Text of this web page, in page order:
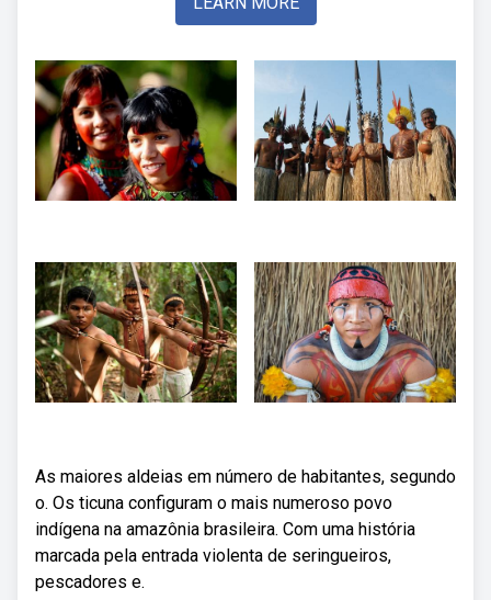
As maiores aldeias em número de habitantes, segundo
o. Os ticuna configuram o mais numeroso povo
indígena na amazônia brasileira. Com uma história
marcada pela entrada violenta de seringueiros,
pescadores e.